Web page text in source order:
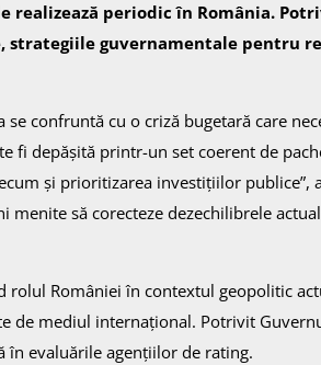
periodic în România.
guvernamentale pentru
confruntă cu o criză bugetară care
fi depășită printr-un set coerent de
și prioritizarea investițiilor publice”,
să corecteze dezechilibrele
României în contextul geopolitic
de mediul internațional. Potrivit
evaluările agențiilor de rating.